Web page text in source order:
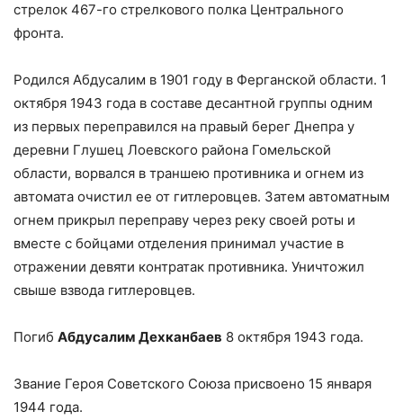
стрелок 467-го стрелкового полка Центрального
фронта.
Родился Абдусалим в 1901 году в Ферганской области. 1
октября 1943 года в составе десантной группы одним
из первых переправился на правый берег Днепра у
деревни Глушец Лоевского района Гомельской
области, ворвался в траншею противника и огнем из
автомата очистил ее от гитлеровцев. Затем автоматным
огнем прикрыл переправу через реку своей роты и
вместе с бойцами отделения принимал участие в
отражении девяти контратак противника. Уничтожил
свыше взвода гитлеровцев.
Погиб Абдусалим Дехканбаев 8 октября 1943 года.
Звание Героя Советского Союза присвоено 15 января
1944 года.